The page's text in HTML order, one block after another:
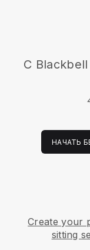
С Blackbell
НАЧАТЬ
Create your
sitting